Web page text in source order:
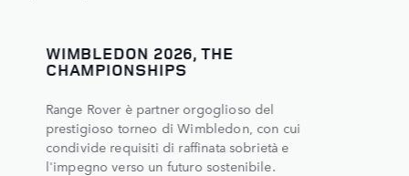
WIMBLEDON 2026, THE
CHAMPIONSHIPS
Range Rover è partner orgoglioso del
prestigioso torneo di Wimbledon, con cui
condivide requisiti di raffinata sobrietà e
l'impegno verso un futuro sostenibile.